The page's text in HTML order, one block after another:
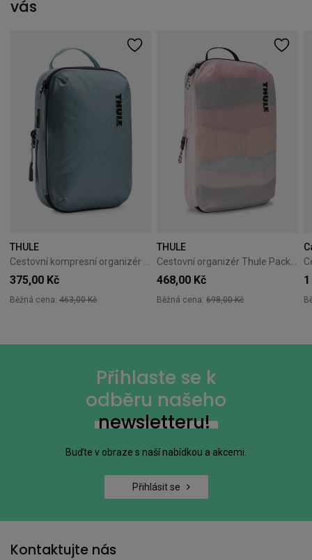
vás
THULE
375,00 Kč
Běžná cena: 463,00 Kč
THULE
468,00 Kč
Běžná cena: 698,00 Kč
Přihlaste se k
odběru našeho
newsletteru!
Buďte v obraze s naší nabídkou a akcemi.
Přihlásit se
Kontaktujte nás